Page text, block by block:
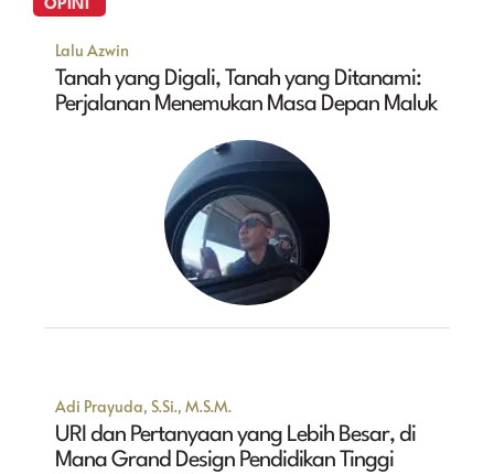
OPINI
Lalu Azwin
Tanah yang Digali, Tanah yang Ditanami:
Perjalanan Menemukan Masa Depan Maluk
Adi Prayuda, S.Si., M.S.M.
URI dan Pertanyaan yang Lebih Besar, di
Mana Grand Design Pendidikan Tinggi